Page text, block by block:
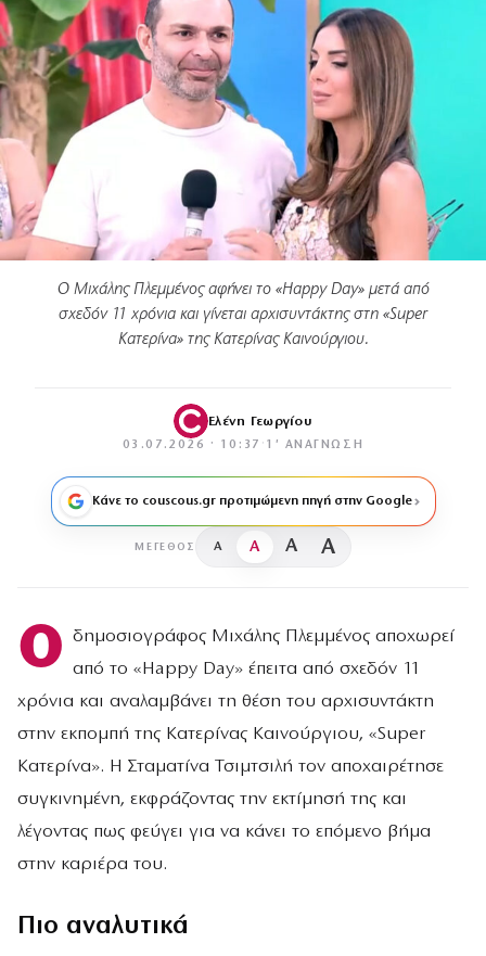
Ο Μιχάλης Πλεμμένος αφήνει το «Happy Day» μετά από
σχεδόν 11 χρόνια και γίνεται αρχισυντάκτης στη «Super
Κατερίνα» της Κατερίνας Καινούργιου.
Ελένη Γεωργίου
03.07.2026 · 10:37 · 1′ ΑΝΆΓΝΩΣΗ
Κάνε το couscous.gr προτιμώμενη πηγή στην Google
ΜΈΓΕΘΟΣ A A A A
Ο δημοσιογράφος Μιχάλης Πλεμμένος αποχωρεί
από το «Happy Day» έπειτα από σχεδόν 11
χρόνια και αναλαμβάνει τη θέση του αρχισυντάκτη
στην εκπομπή της Κατερίνας Καινούργιου, «Super
Κατερίνα». Η Σταματίνα Τσιμτσιλή τον αποχαιρέτησε
συγκινημένη, εκφράζοντας την εκτίμησή της και
λέγοντας πως φεύγει για να κάνει το επόμενο βήμα
στην καριέρα του.
Πιο αναλυτικά